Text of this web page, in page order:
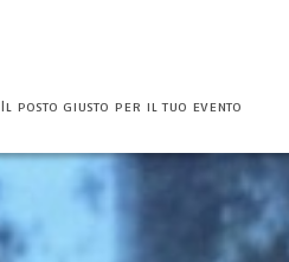
Il posto giusto per il tuo evento